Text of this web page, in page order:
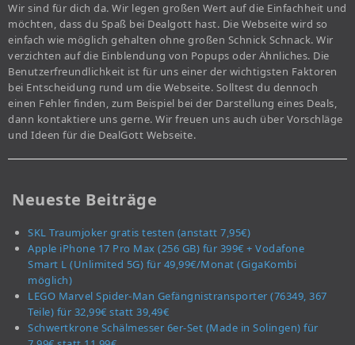
Wir sind für dich da. Wir legen großen Wert auf die Einfachheit und
möchten, dass du Spaß bei Dealgott hast. Die Webseite wird so
einfach wie möglich gehalten ohne großen Schnick Schnack. Wir
verzichten auf die Einblendung von Popups oder Ähnliches. Die
Benutzerfreundlichkeit ist für uns einer der wichtigsten Faktoren
bei Entscheidung rund um die Webseite. Solltest du dennoch
einen Fehler finden, zum Beispiel bei der Darstellung eines Deals,
dann kontaktiere uns gerne. Wir freuen uns auch über Vorschläge
und Ideen für die DealGott Webseite.
Neueste Beiträge
SKL Traumjoker gratis testen (anstatt 7,95€)
Apple iPhone 17 Pro Max (256 GB) für 399€ + Vodafone
Smart L (Unlimited 5G) für 49,99€/Monat (GigaKombi
möglich)
LEGO Marvel Spider-Man Gefängnistransporter (76349, 367
Teile) für 32,99€ statt 39,49€
Schwertkrone Schälmesser 6er-Set (Made in Solingen) für